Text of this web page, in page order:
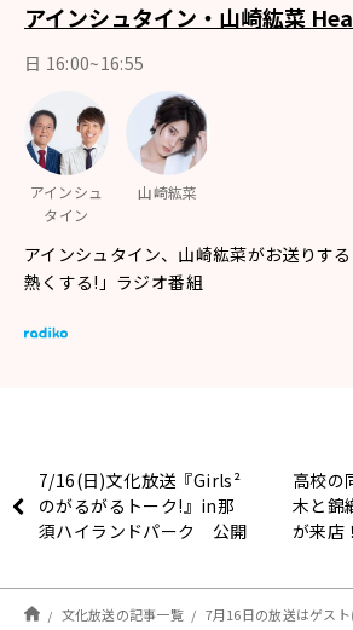
アインシュタイン・山崎紘菜
日 16:00~16:55
アインシュ
タイン
山崎紘菜
アインシュタイン、山崎紘菜がお送りす
熱くする!」ラジオ番組
7/16(日)文化放送『Girls²
のがるがるトーク!』in那
須ハイランドパーク 公開
高校の
木と錦
が来店
文化放送の記事一覧 7月16日の放送はゲストにアーティスト・ゴホウビより、ボーカル&ギターのcodyさんと